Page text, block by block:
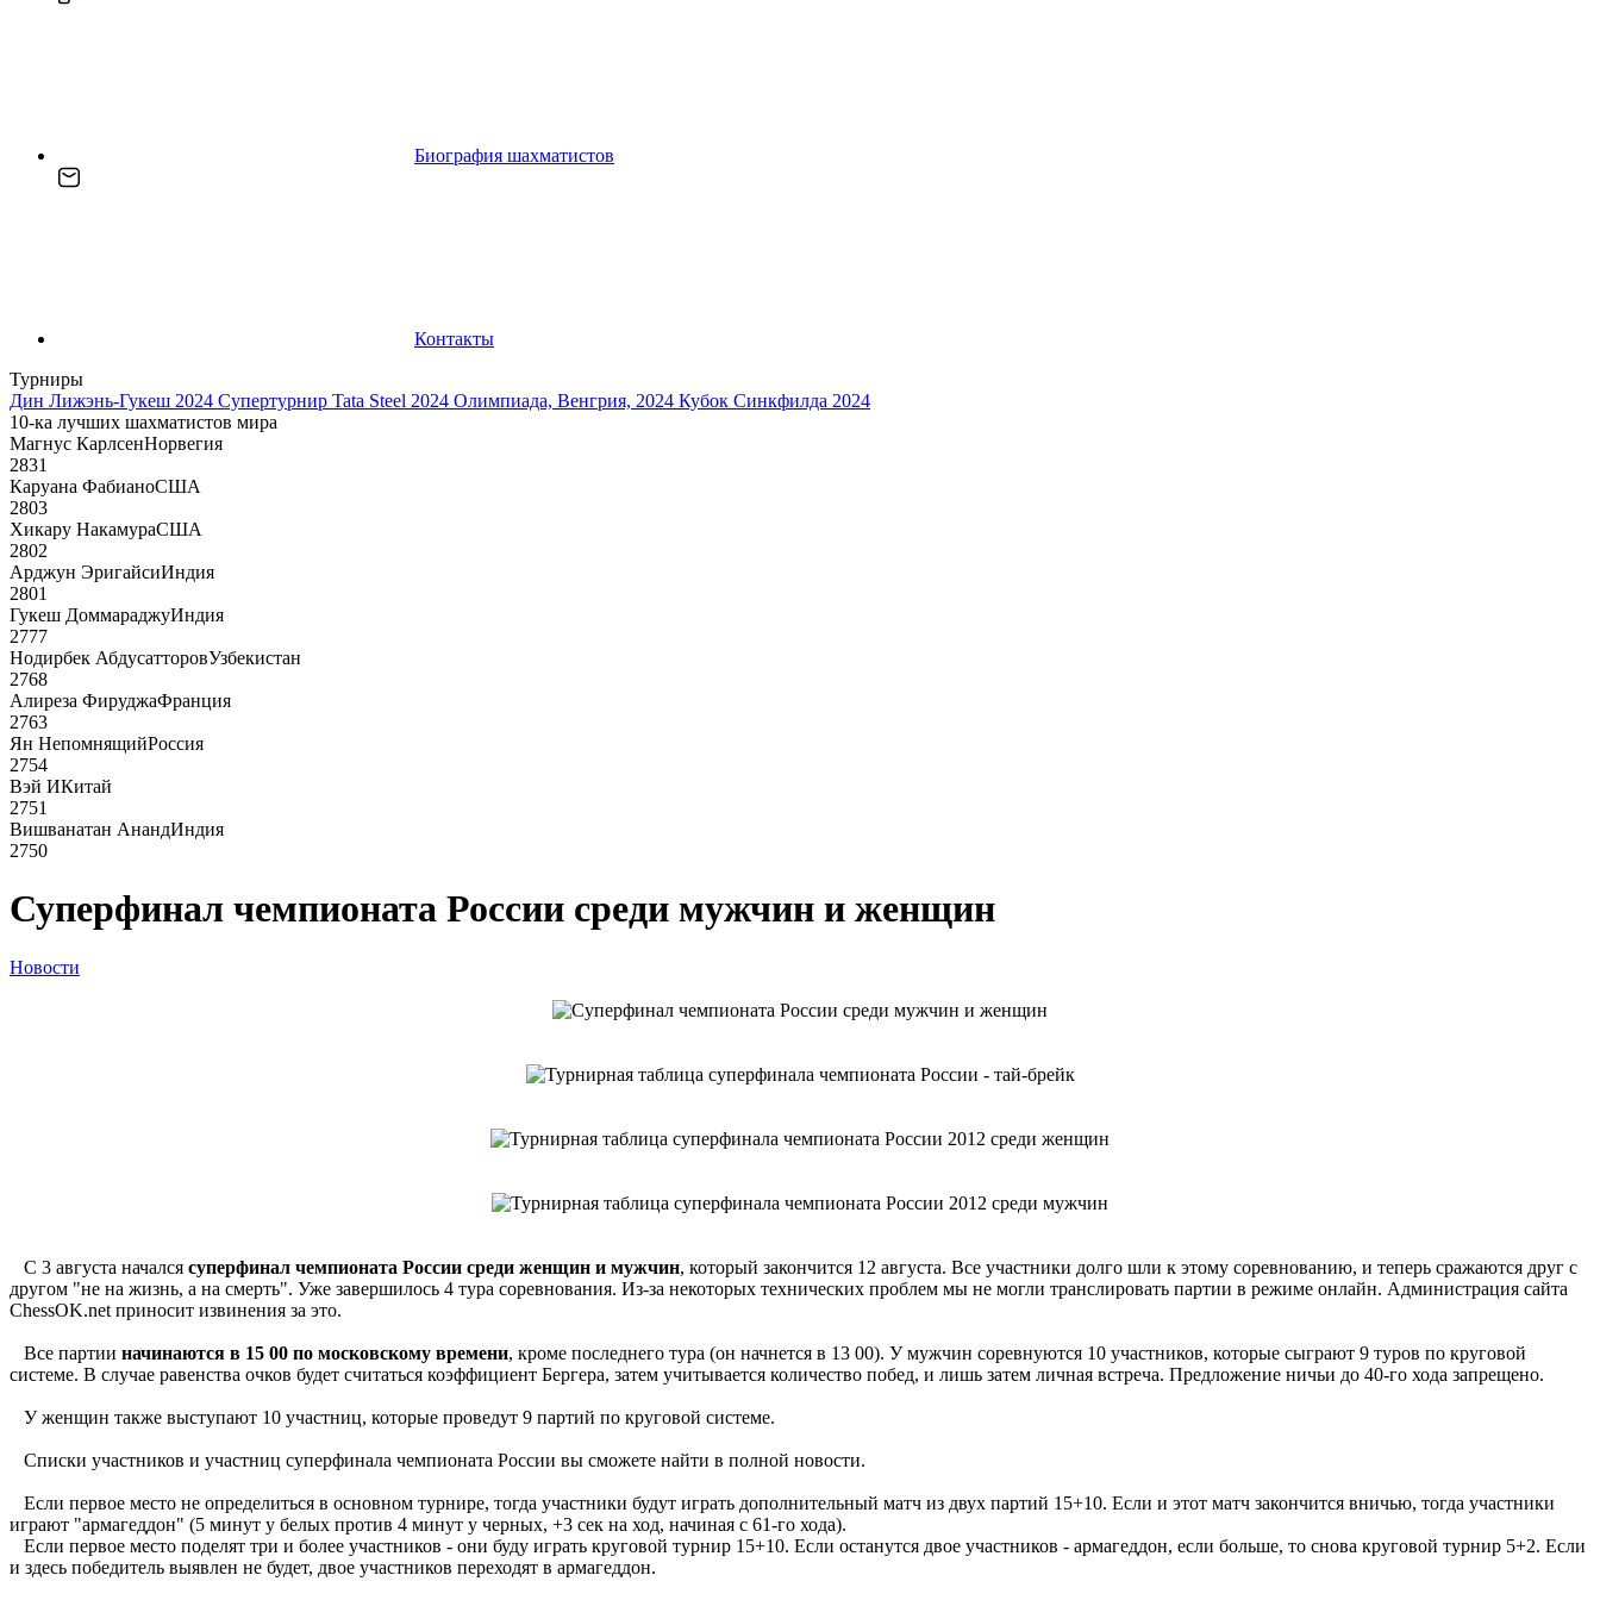
Биография шахматистов
Контакты
Турниры
Дин Лижэнь-Гукеш 2024 Супертурнир Tata Steel 2024 Олимпиада, Венгрия, 2024 Кубок Синкфилда 2024
10-ка лучших шахматистов мира
Магнус КарлсенНорвегия
2831
Каруана ФабианоСША
2803
Хикару НакамураСША
2802
Арджун ЭригайсиИндия
2801
Гукеш ДоммараджуИндия
2777
Нодирбек АбдусатторовУзбекистан
2768
Алиреза ФируджаФранция
2763
Ян НепомнящийРоссия
2754
Вэй ИКитай
2751
Вишванатан АнандИндия
2750
Суперфинал чемпионата России среди мужчин и женщин
Новости
С 3 августа начался суперфинал чемпионата России среди женщин и мужчин, который закончится 12 августа. Все участники долго шли к этому соревнованию, и теперь сражаются друг с
другом "не на жизнь, а на смерть". Уже завершилось 4 тура соревнования. Из-за некоторых технических проблем мы не могли транслировать партии в режиме онлайн. Администрация сайта
ChessOK.net приносит извинения за это.
Все партии начинаются в 15 00 по московскому времени, кроме последнего тура (он начнется в 13 00). У мужчин соревнуются 10 участников, которые сыграют 9 туров по круговой
системе. В случае равенства очков будет считаться коэффициент Бергера, затем учитывается количество побед, и лишь затем личная встреча. Предложение ничьи до 40-го хода запрещено.
У женщин также выступают 10 участниц, которые проведут 9 партий по круговой системе.
Списки участников и участниц суперфинала чемпионата России вы сможете найти в полной новости.
Если первое место не определиться в основном турнире, тогда участники будут играть дополнительный матч из двух партий 15+10. Если и этот матч закончится вничью, тогда участники
играют "армагеддон" (5 минут у белых против 4 минут у черных, +3 сек на ход, начиная с 61-го хода).
Если первое место поделят три и более участников - они буду играть круговой турнир 15+10. Если останутся двое участников - армагеддон, если больше, то снова круговой турнир 5+2. Если
и здесь победитель выявлен не будет, двое участников переходят в армагеддон.